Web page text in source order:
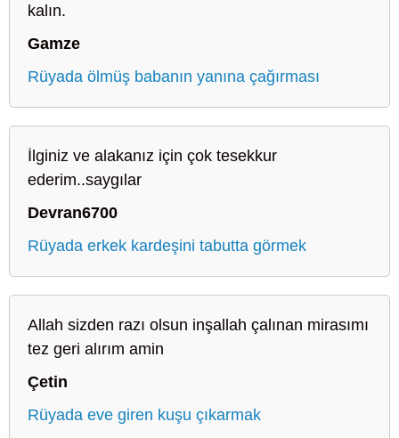
kalın.
Gamze
Rüyada ölmüş babanın yanına çağırması
İlginiz ve alakanız için çok tesekkur
ederim..saygılar
Devran6700
Rüyada erkek kardeşini tabutta görmek
Allah sizden razı olsun inşallah çalınan mirasımı
tez geri alırım amin
Çetin
Rüyada eve giren kuşu çıkarmak